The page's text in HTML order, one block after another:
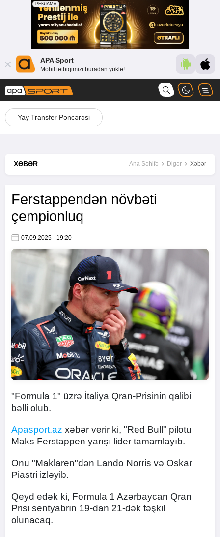
APA Sport
Mobil tətbiqimizi buradan yüklə!
Yay Transfer Pəncərəsi
XƏBƏR Ana Səhifə Digər Xəbər
Ferstappendən növbəti
çempionluq
07.09.2025 - 19:20
"Formula 1" üzrə İtaliya Qran-Prisinin qalibi
bəlli olub.
Apasport.az xəbər verir ki, "Red Bull" pilotu
Maks Ferstappen yarışı lider tamamlayıb.
Onu "Maklaren"dən Lando Norris və Oskar
Piastri izləyib.
Qeyd edək ki, Formula 1 Azərbaycan Qran
Prisi sentyabrın 19-dan 21-dək təşkil
olunacaq.